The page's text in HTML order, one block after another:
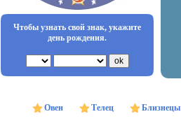
Чтобы узнать свой знак, укажите
день рождения.
Овен Телец Близнецы